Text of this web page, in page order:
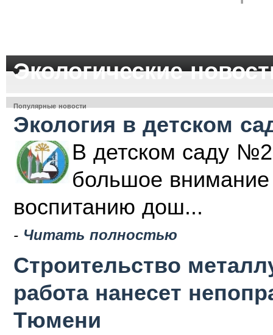
Экологические
Популярные новости
Экология в детском
В детском саду
большое внимание
воспитанию дош...
- Читать полностью
Строительство
работа нанесет
Тюмени